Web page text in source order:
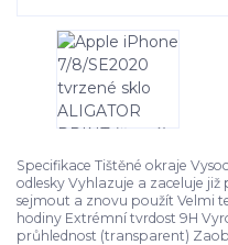
Specifikace Tištěné okraje
odlesky Vyhlazuje a zaceluje
sejmout a znovu použít Velmi
hodiny Extrémní tvrdost 9H
průhlednost (transparent)